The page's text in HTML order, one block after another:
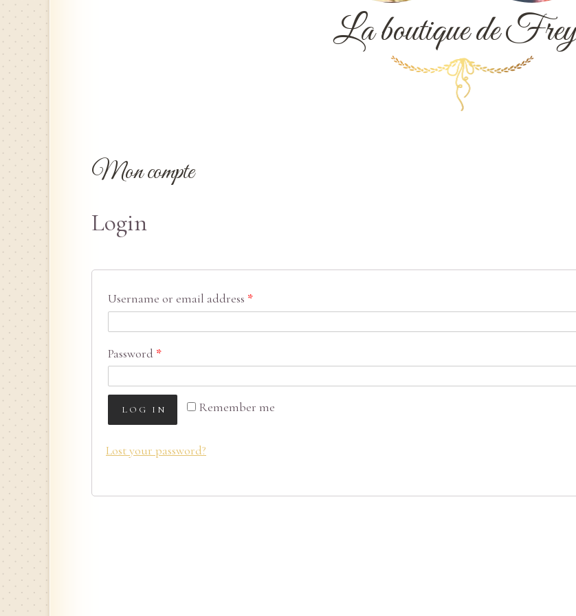
La boutique de
Mon compte
Login
Username or email address *
Password *
Remember me
LOG IN
Lost your password?